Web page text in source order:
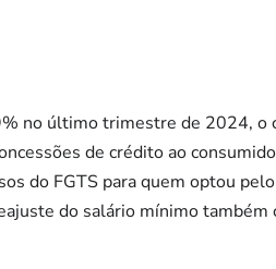
no último trimestre de 2024, o
de crédito ao
do FGTS para quem optou
do salário mínimo também